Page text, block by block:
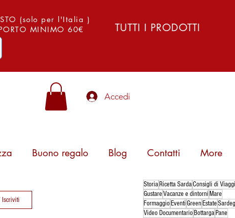
(solo per l'Italia )
MINIMO 60€
TUTTI I PRODOTTI
Accedi
Buono regalo Blog Contatti More
Iscriviti
StoriaRicetta SardaConsigli di
GustareVacanze e dintorni Mare
Formaggio EventiGreen Estate
Video DocumentarioBottarga Pane